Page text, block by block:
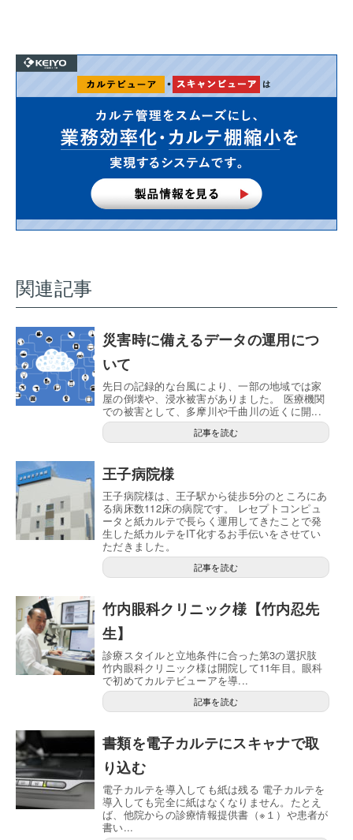
関連記事
災害時に備えるデータの運用につ
いて
先日の記録的な台風により、一部の地域では家
屋の倒壊や、浸水被害がありました。 医療機関
での被害として、多摩川や千曲川の近くに開...
記事を読む
王子病院様
王子病院様は、王子駅から徒歩5分のところにあ
る病床数112床の病院です。 レセプトコンピュ
ータと紙カルテで長らく運用してきたことで発
生した紙カルテをIT化するお手伝いをさせてい
ただきました。
記事を読む
竹内眼科クリニック様【竹内忍先
生】
診療スタイルと立地条件に合った第3の選択肢
竹内眼科クリニック様は開院して11年目。眼科
で初めてカルテビューアを導...
記事を読む
書類を電子カルテにスキャナで取
り込む
電子カルテを導入しても紙は残る 電子カルテを
導入しても完全に紙はなくなりません。たとえ
ば、他院からの診療情報提供書（※１）や患者が
書い...